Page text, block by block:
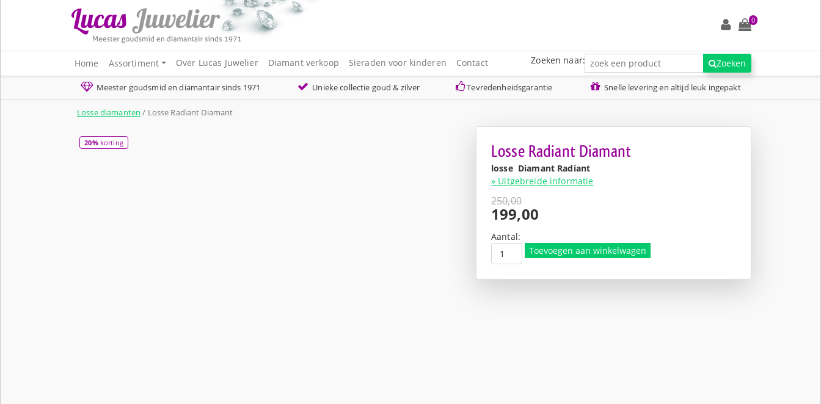
0
Home Assortiment Over Lucas Juwelier Diamant verkoop Sieraden voor kinderen Contact Zoeken naar: Zoeken
Meester goudsmid en diamantair sinds 1971 Unieke collectie goud & zilver Tevredenheidsgarantie Snelle levering en altijd leuk ingepakt
Losse diamanten / Losse Radiant Diamant
20%korting Losse Radiant Diamant
losse Diamant Radiant
» Uitgebreide informatie
250,00
Oorspronkelijke
prijs
was:
€250,00.
199,00
Huidige
prijs
is:
€199,00.
Aantal:
Toevoegen aan winkelwagen